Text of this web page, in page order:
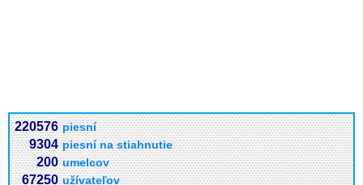
220576 piesní
9304 piesní na stiahnutie
200 umelcov
67250 užívateľov